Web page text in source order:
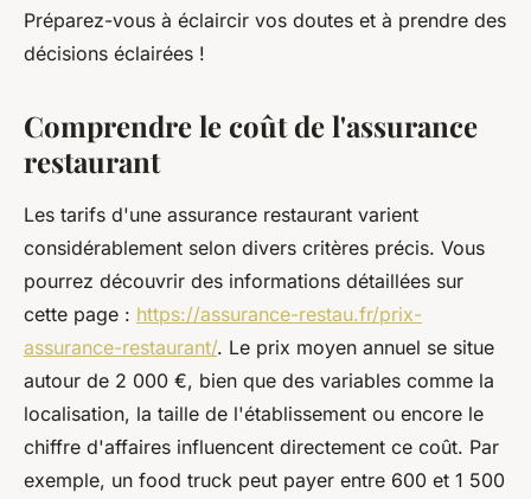
Préparez-vous à éclaircir vos doutes et à prendre des
décisions éclairées !
Comprendre le coût de l'assurance
restaurant
Les tarifs d'une assurance restaurant varient
considérablement selon divers critères précis. Vous
pourrez découvrir des informations détaillées sur
cette page : https://assurance-restau.fr/prix-
assurance-restaurant/. Le prix moyen annuel se situe
autour de 2 000 €, bien que des variables comme la
localisation, la taille de l'établissement ou encore le
chiffre d'affaires influencent directement ce coût. Par
exemple, un food truck peut payer entre 600 et 1 500